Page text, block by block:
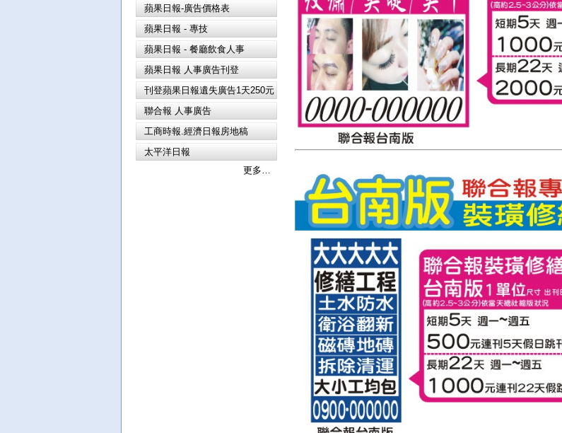
蘋果日報-廣告價格表
蘋果日報 - 專技
蘋果日報 - 餐廳飲食人事
蘋果日報 人事廣告刊登
刊登蘋果日報遺失廣告1天250元
聯合報 人事廣告
工商時報.經濟日報房地稿
太平洋日報
更多…